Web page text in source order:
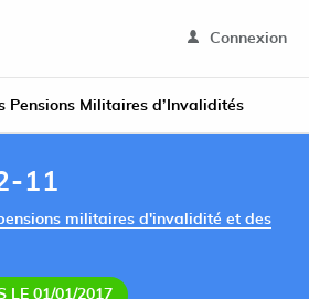
Connexion
Pensions Militaires d’Invalidités
11
militaires d'invalidité et des
LE 01/01/2017